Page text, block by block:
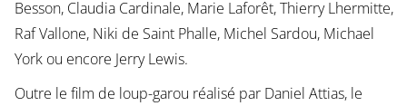
Besson, Claudia Cardinale, Marie Laforêt, Thierry Lhermitte,
Raf Vallone, Niki de Saint Phalle, Michel Sardou, Michael
York ou encore Jerry Lewis.
Outre le film de loup-garou réalisé par Daniel Attias, le